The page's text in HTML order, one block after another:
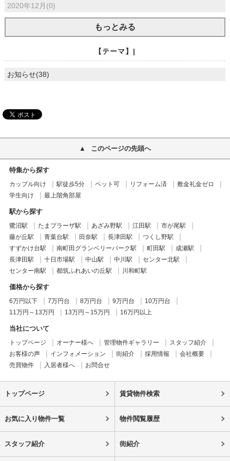
2020年12月(0)
もっとみる
【テーマ】|
お知らせ(38)
このページの先頭へ
特集から探す
カップル向け 駅徒歩5分 ペット可 リフォーム済
敷金礼金ゼロ
学生向け
最上階角部屋
駅から探す
鷺沼駅 たまプラーザ駅 あざみ野駅 江田駅
市が尾駅
藤が丘駅
青葉台駅 田奈駅 長津田駅
つくし野駅
すずかけ台駅
南町田グランベリーパーク駅 町田駅
成瀬駅
長津田駅
十日市場駅 中山駅 中川駅
センター北駅
センター南駅
都筑ふれあいの丘駅 川和町駅
価格から探す
6万円以下 7万円台 8万円台 9万円台
10万円台
11万円～13万円
13万円～15万円 16万円以上
当社について
トップページ オーナー様へ 管理物件ギャラリー
スタッフ紹介
お客様の声
インフォメーション 街紹介 採用情報
会社概要
売買物件
入居者様へ お問合せ
トップページ 賃貸物件検索
お気に入り物件一覧 物件閲覧履歴
スタッフ紹介 街紹介